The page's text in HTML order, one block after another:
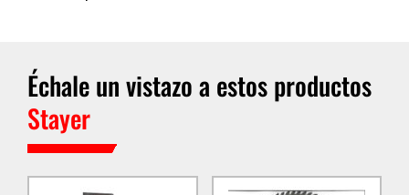
Échale un vistazo a estos productos
Stayer